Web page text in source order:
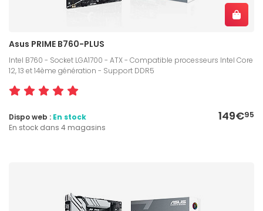
Asus PRIME B760-PLUS
Intel B760 - Socket LGA1700 - ATX - Compatible processeurs Intel Core
12, 13 et 14ème génération - Support DDR5
149€95
Dispo web : En stock
En stock dans 4 magasins